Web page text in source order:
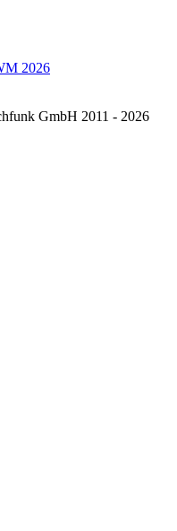
2026
GmbH 2011 - 2026